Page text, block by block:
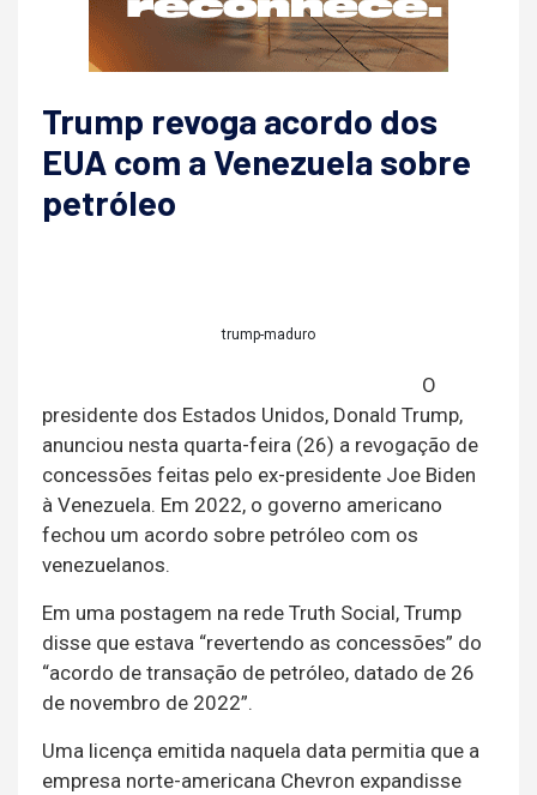
Trump revoga acordo dos
EUA com a Venezuela sobre
petróleo
trump-maduro
O
presidente dos Estados Unidos, Donald Trump,
anunciou nesta quarta-feira (26) a revogação de
concessões feitas pelo ex-presidente Joe Biden
à Venezuela. Em 2022, o governo americano
fechou um acordo sobre petróleo com os
venezuelanos.
Em uma postagem na rede Truth Social, Trump
disse que estava “revertendo as concessões” do
“acordo de transação de petróleo, datado de 26
de novembro de 2022”.
Uma licença emitida naquela data permitia que a
empresa norte-americana Chevron expandisse